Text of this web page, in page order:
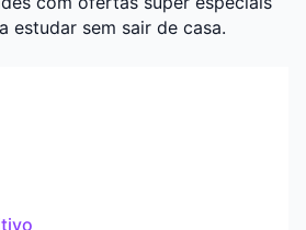
estudar sem sair de casa.